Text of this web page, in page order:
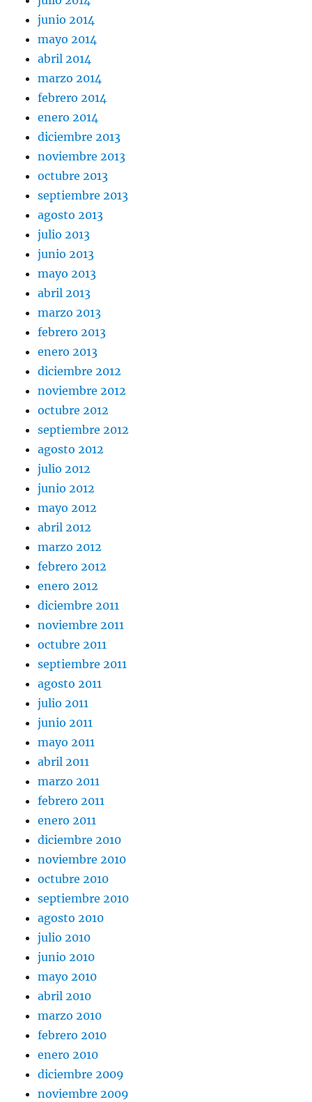
junio 2014
mayo 2014
abril 2014
marzo 2014
febrero 2014
enero 2014
diciembre 2013
noviembre 2013
octubre 2013
septiembre 2013
agosto 2013
julio 2013
junio 2013
mayo 2013
abril 2013
marzo 2013
febrero 2013
enero 2013
diciembre 2012
noviembre 2012
octubre 2012
septiembre 2012
agosto 2012
julio 2012
junio 2012
mayo 2012
abril 2012
marzo 2012
febrero 2012
enero 2012
diciembre 2011
noviembre 2011
octubre 2011
septiembre 2011
agosto 2011
julio 2011
junio 2011
mayo 2011
abril 2011
marzo 2011
febrero 2011
enero 2011
diciembre 2010
noviembre 2010
octubre 2010
septiembre 2010
agosto 2010
julio 2010
junio 2010
mayo 2010
abril 2010
marzo 2010
febrero 2010
enero 2010
diciembre 2009
noviembre 2009